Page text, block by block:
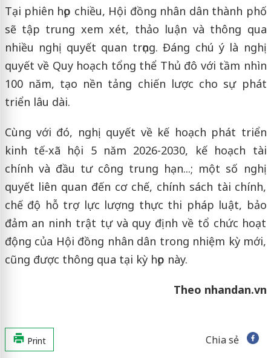
Tại phiên họp chiều, Hội đồng nhân dân thành phố
sẽ tập trung xem xét, thảo luận và thông qua
nhiều nghị quyết quan trọng. Đáng chú ý là nghị
quyết về Quy hoạch tổng thể Thủ đô với tầm nhìn
100 năm, tạo nền tảng chiến lược cho sự phát
triển lâu dài.
Cùng với đó, nghị quyết về kế hoạch phát triển
kinh tế-xã hội 5 năm 2026-2030, kế hoạch tài
chính và đầu tư công trung hạn...; một số nghị
quyết liên quan đến cơ chế, chính sách tài chính,
chế độ hỗ trợ lực lượng thực thi pháp luật, bảo
đảm an ninh trật tự và quy định về tổ chức hoạt
động của Hội đồng nhân dân trong nhiệm kỳ mới,
cũng được thông qua tại kỳ họp này.
Theo nhandan.vn
Print Chia sẻ